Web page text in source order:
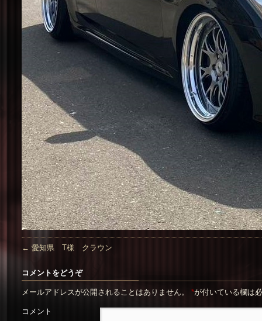
← 愛知県 T様 クラウン
コメントをどうぞ
メールアドレスが公開されることはありません。 *が付いている欄は
コメント